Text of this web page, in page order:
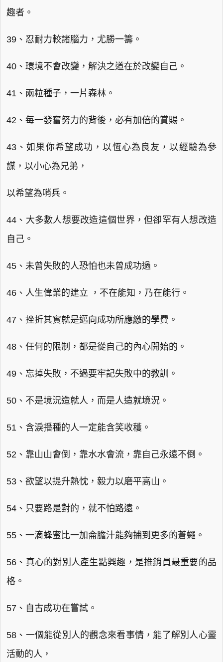
趣者。
39、忍耐力較諸腦力，尤勝一籌。
40、環境不會改變，解決之道在於改變自己。
41、兩粒種子，一片森林。
42、每一發奮努力的背後，必有加倍的賞賜。
43、如果你希望成功，以恆心為良友，以經驗為參
謀，以小心為兄弟，
以希望為哨兵。
44、大多數人想要改造這個世界，但卻罕有人想改造
自己。
45、未曾失敗的人恐怕也未曾成功過。
46、人生偉業的建立 ，不在能知，乃在能行。
47、挫折其實就是邁向成功所應繳的學費。
48、任何的限制，都是從自己的內心開始的。
49、忘掉失敗，不過要牢記失敗中的教訓。
50、不是境況造就人，而是人造就境況。
51、含淚播種的人一定能含笑收穫。
52、靠山山會倒，靠水水會流，靠自己永遠不倒。
53、欲望以提升熱忱，毅力以磨平高山。
54、只要路是對的，就不怕路遠。
55、一滴蜂蜜比一加侖膽汁能夠捕到更多的蒼蠅。
56、真心的對別人產生點興趣，是推銷員最重要的品
格。
57、自古成功在嘗試。
58、一個能從別人的觀念來看事情，能了解別人心靈
活動的人，